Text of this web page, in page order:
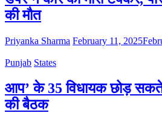
की मौत
Priyanka Sharma February 11, 2025
Punjab States
आप’ के 35 विधायक छोड़ सकते
की बैठक